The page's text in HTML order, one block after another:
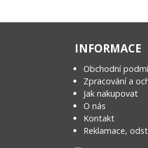
INFORMACE
Obchodní
Zpracování a
Jak nakupovat
O nás
Kontakt
Reklamace,